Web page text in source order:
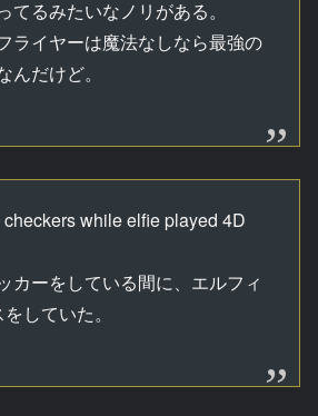
てるみたいなノリがある。
ライヤーは魔法なしなら最強の
んだけど。
while elfie played 4D
カーをしている間に、エルフィ
していた。